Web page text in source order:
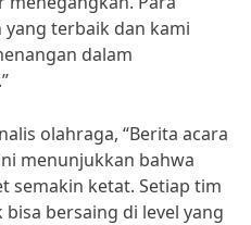
terbaik dan kami
dalam
olahraga, “Berita acara
menunjukkan bahwa
semakin ketat. Setiap tim
bersaing di level yang